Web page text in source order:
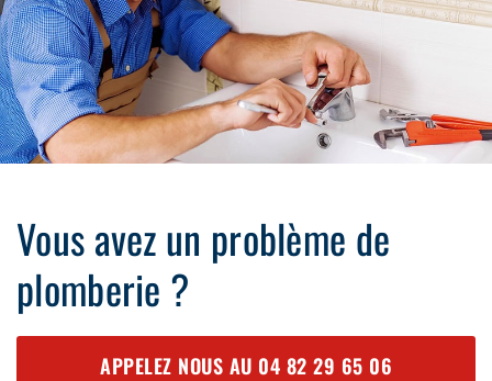
Vous avez un problème de
plomberie ?
APPELEZ NOUS AU 04 82 29 65 06